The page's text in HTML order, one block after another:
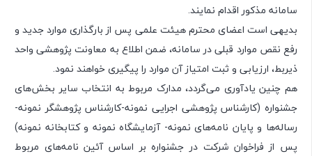
سامانه مذکور اقدام نمایند.
بدیهی است اعضای محترم هیئت علمی پس از بار‌گذاری موارد جدید و
رفع نقص موارد قبلی در سامانه، ضمن اطلاع به معاونت پژوهشی واحد
ذیربط، ارزیابی و ثبت امتیاز آن موارد را پیگیری خواهند نمود.
هم چنین یادآوری می‌گردد، مدارک مربوط به انتخاب سایر بخش‌های
جشنواره (کارشناس پژوهشی اجرایی نمونه-کارشناس پژوهشگر نمونه-
رساله‌ها و پایان نامه‌های نمونه- آزمایشگاه نمونه و کتابخانه نمونه)
پس از فراخوان شرکت در جشنواره بر اساس آئین نامه‌های مربوط